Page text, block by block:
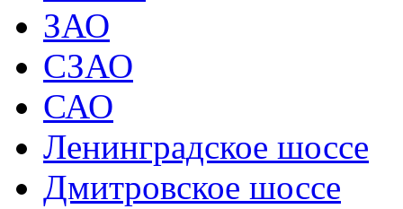
ЗАО
СЗАО
САО
Ленинградское шоссе
Дмитровское шоссе